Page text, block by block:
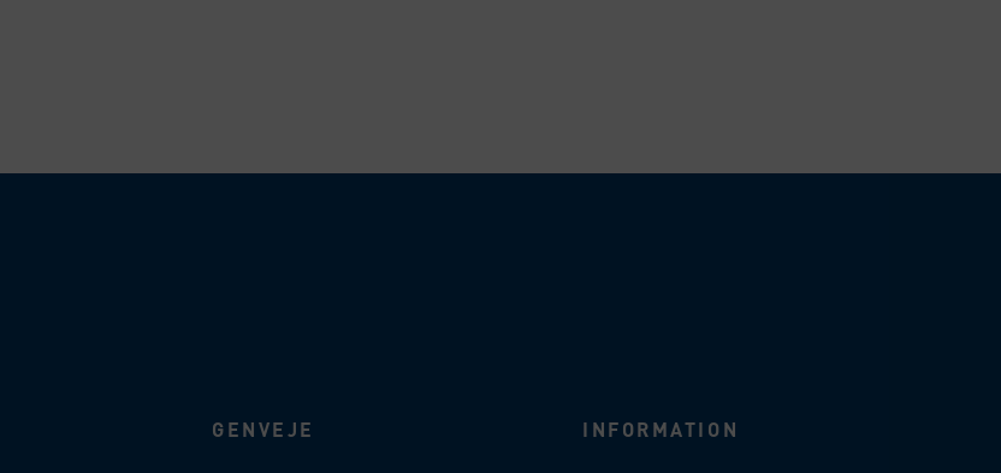
GENVEJE INFORMATION